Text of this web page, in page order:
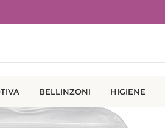
BELLINZONI HIGIENE